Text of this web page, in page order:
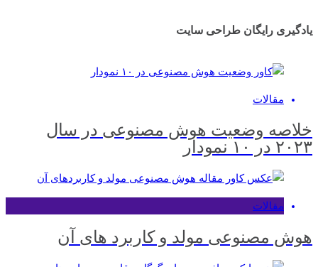
یادگیری رایگان طراحی سایت
مقالات
خلاصه وضعیت هوش مصنوعی در سال
۲۰۲۳ در ۱۰ نمودار
مقالات
هوش مصنوعی مولد و کاربرد‌ های آن